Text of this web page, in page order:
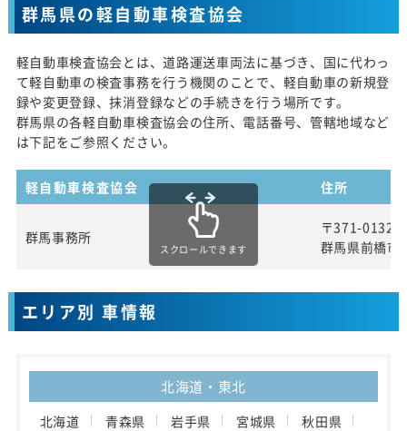
群馬県の軽自動車検査協会
軽自動車検査協会とは、道路運送車両法に基づき、国に代わっ
て軽自動車の検査事務を行う機関のことで、軽自動車の新規登
録や変更登録、抹消登録などの手続きを行う場所です。
群馬県の各軽自動車検査協会の住所、電話番号、管轄地域など
は下記をご参照ください。
軽自動車検査協会 住所
群馬事務所
〒371-0132
群馬県前橋市
スクロールできます
エリア別 車情報
北海道・東北
北海道 青森県 岩手県 宮城県
秋田県